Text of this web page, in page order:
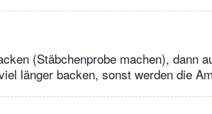
(Stäbchenprobe machen), dann
länger backen, sonst werden die